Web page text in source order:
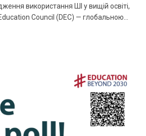
використання ШІ у вищій освіті,
Council (DEC) — глобальною